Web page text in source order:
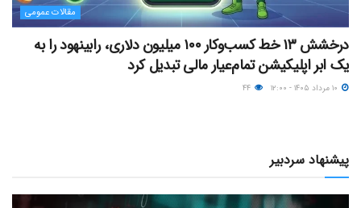
مقالات عمومی
درخشش ۱۳ خط کسب‌وکار ۱۰۰ میلیون دلاری، رابینهود را به
یک ابر اپلیکیشن تمام‌عیار مالی تبدیل کرد
پیشنهاد سردبیر